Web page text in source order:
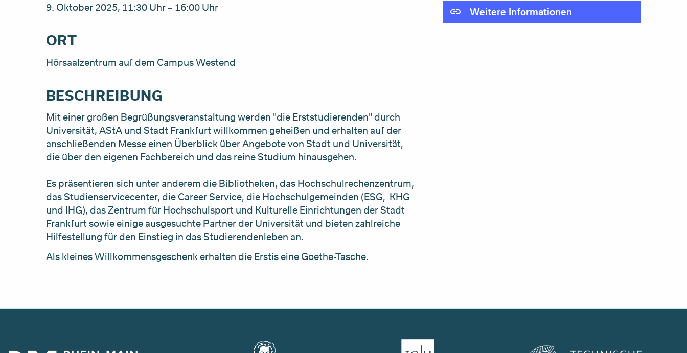
9. Oktober 2025, 11:30 Uhr – 16:00 Uhr
ORT
Hörsaalzentrum auf dem Campus Westend
BESCHREIBUNG
Mit einer großen Begrüßungsveranstaltung werden "die Erststudierenden" durch
Universität, AStA und Stadt Frankfurt willkommen geheißen und erhalten auf der
anschließenden Messe einen Überblick über Angebote von Stadt und Universität,
die über den eigenen Fachbereich und das reine Studium hinausgehen.
Es präsentieren sich unter anderem die Bibliotheken, das Hochschulrechenzentrum,
das Studienservicecenter, die Career Service, die Hochschulgemeinden (ESG, KHG
und IHG), das Zentrum für Hochschulsport und Kulturelle Einrichtungen der Stadt
Frankfurt sowie einige ausgesuchte Partner der Universität und bieten zahlreiche
Hilfestellung für den Einstieg in das Studierendenleben an.
Als kleines Willkommensgeschenk erhalten die Erstis eine Goethe-Tasche.
Weitere Informationen